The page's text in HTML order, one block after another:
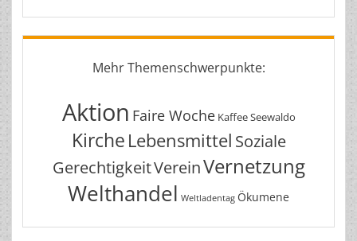
Mehr Themenschwerpunkte:
Aktion Faire Woche Kaffee Seewaldo
Kirche Lebensmittel Soziale
GerechtigkeitVereinVernetzung
Welthandel Weltladentag Ökumene